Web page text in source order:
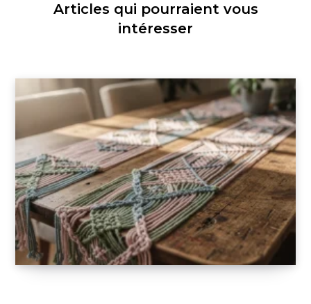
Articles qui pourraient vous
intéresser